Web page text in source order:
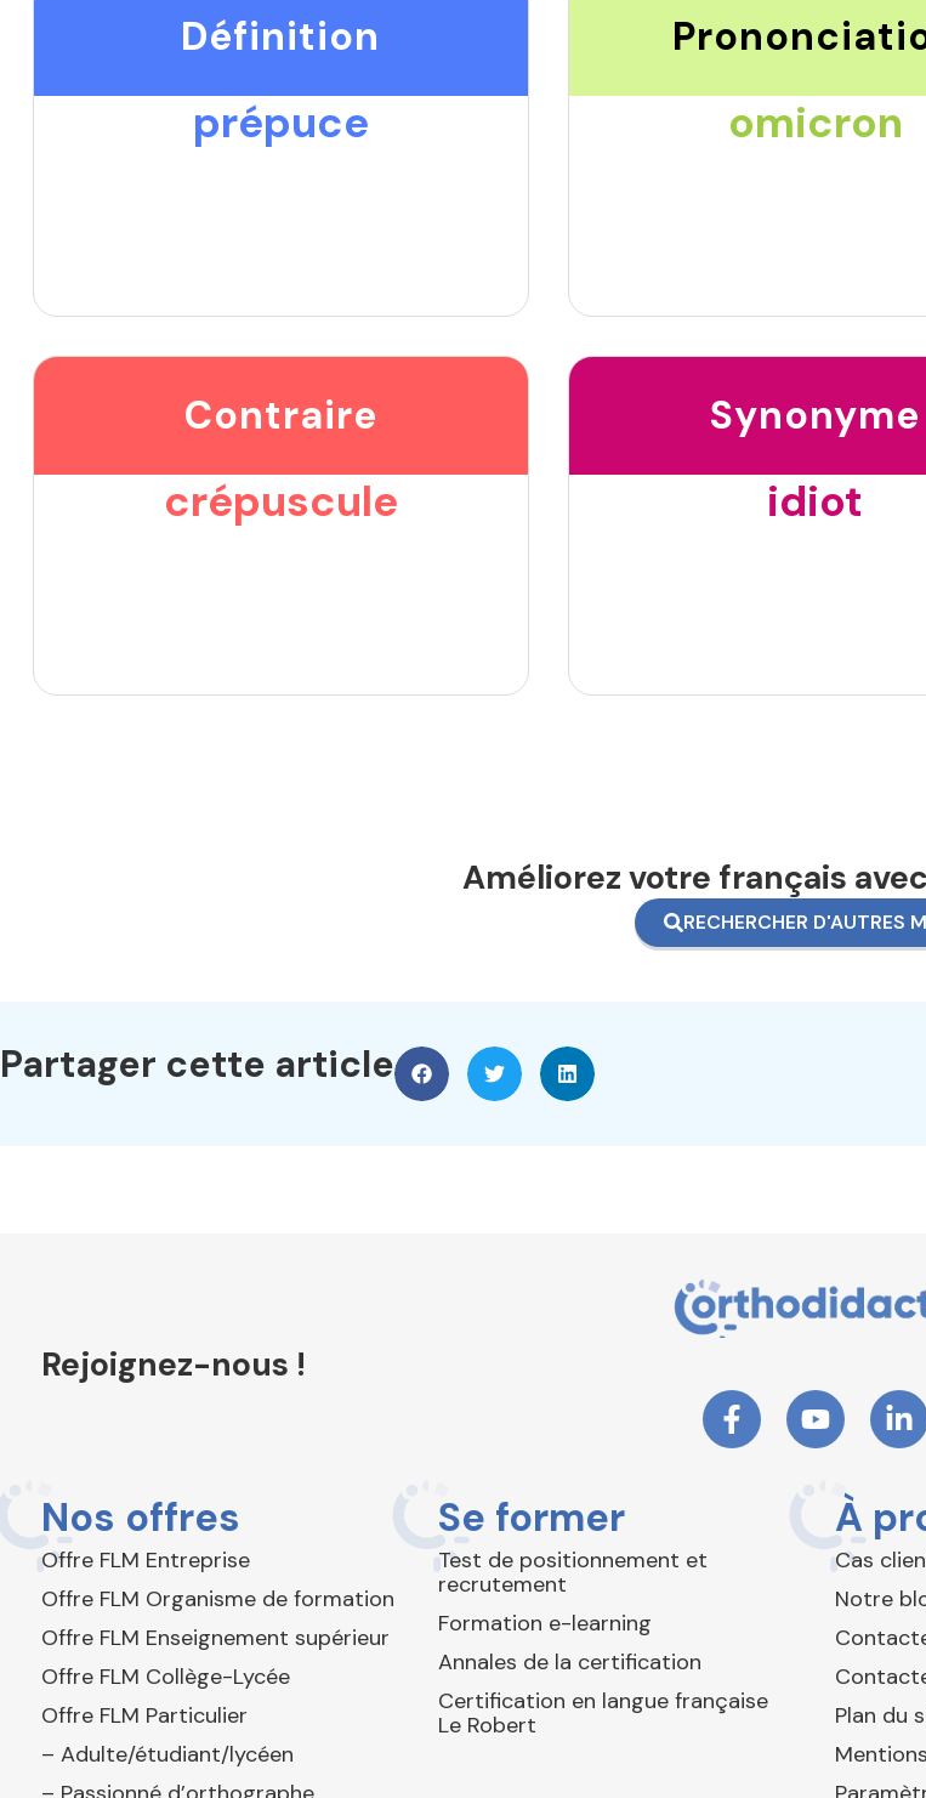
Définition
prépuce omicron
Contraire
crépuscule
Synonyme
idiot
Améliorez votre français
RECHERCHER D'AUTRES
Partager cette article
Rejoignez-nous !
Nos offres
Offre FLM Entreprise
Offre FLM Organisme de formation
Offre FLM Enseignement supérieur
Offre FLM Collège-Lycée
Offre FLM Particulier
– Adulte/étudiant/lycéen
Se former
Test de positionnement et
recrutement
Formation e-learning
Annales de la certification
Certification en langue française
Le Robert
À
Cas
Notre
Plan du